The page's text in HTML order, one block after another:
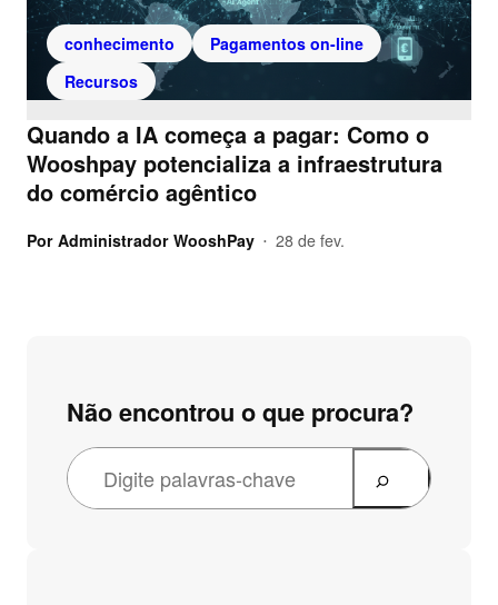
conhecimento
Pagamentos on-line
Recursos
Quando a IA começa a pagar: Como o
Wooshpay potencializa a infraestrutura
do comércio agêntico
Por Administrador WooshPay • 28 de fev.
Não encontrou o que procura?